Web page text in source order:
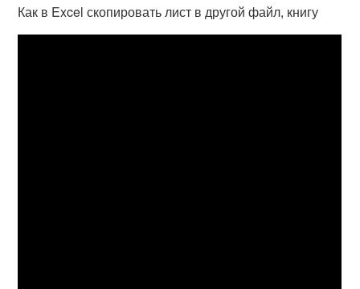
Как в Excel скопировать лист в другой файл, книгу